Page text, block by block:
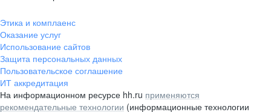
Этика и комплаенс
Оказание услуг
Использование сайтов
Защита персональных данных
Пользовательское соглашение
ИТ аккредитация
На информационном ресурсе hh.ru применяются
рекомендательные технологии (информационные технологии